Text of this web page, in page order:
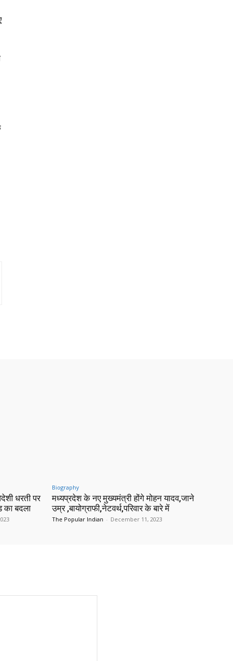
धरती पर
का बदला
Biography
मध्यप्रदेश के नए मुख्यमंत्री होंगे मोहन यादव,जाने
उम्र ,बायोग्राफी,नेटवर्थ,परिवार के बारे में
The Popular Indian - December 11, 2023